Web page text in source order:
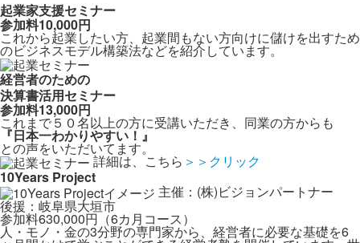
起業家支援セミナー
参加料10,000円
これから起業したい方、起業間もない方向けに儲けを出すため
のビジネスモデル構築法などを紹介しています。
経営者のための
決算書活用セミナー
参加料13,000円
これまで５０名以上の方に受講いただき、同業の方からも
『日本一わかりやすい！』
との声をいただいてます。
詳細は、こちら ＞＞クリック
10Years Project
主催：(株)ビジョンパートナー
後援：岐阜県大垣市
参加料630,000円（6カ月コース）
人・モノ・金の3分野の専門家から、経営者に必要な基礎を6